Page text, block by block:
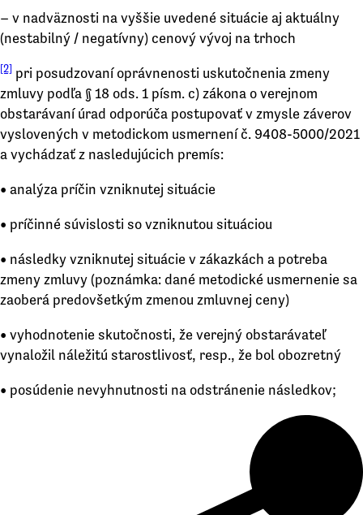
– v nadväznosti na vyššie uvedené situácie aj aktuálny
(nestabilný / negatívny) cenový vývoj na trhoch
[2] pri posudzovaní oprávnenosti uskutočnenia zmeny
zmluvy podľa § 18 ods. 1 písm. c) zákona o verejnom
obstarávaní úrad odporúča postupovať v zmysle záverov
vyslovených v metodickom usmernení č. 9408-5000/2021
a vychádzať z nasledujúcich premís:
• analýza príčin vzniknutej situácie
• príčinné súvislosti so vzniknutou situáciou
• následky vzniknutej situácie v zákazkách a potreba
zmeny zmluvy (poznámka: dané metodické usmernenie sa
zaoberá predovšetkým zmenou zmluvnej ceny)
• vyhodnotenie skutočnosti, že verejný obstarávateľ
vynaložil náležitú starostlivosť, resp., že bol obozretný
• posúdenie nevyhnutnosti na odstránenie následkov;